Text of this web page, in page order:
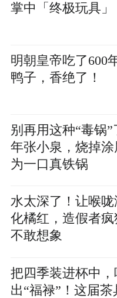
掌中「终极玩具」
明朝皇帝吃了600
鸭子，香绝了！
别再用这种“毒锅”
年张小泉，烧掉涂
为一口真铁锅
水太深了！让喉咙
化橘红，造假者
不敢想象
把四季装进杯中，
出“福禄”！这届茶